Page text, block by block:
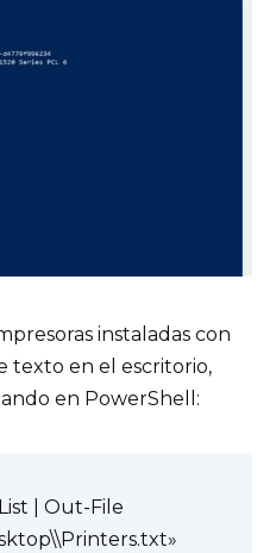
instaladas con
texto en el escritorio,
en PowerShell:
| Out-File